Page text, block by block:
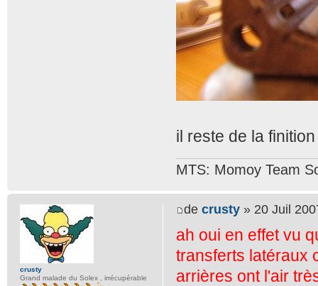
il reste de la
MTS: Momoy Team
de crusty » 20 Juil
ah oui en effet vu
transferts latéraux
arrières ont l'air
crusty
Grand malade du Solex , irrécupérable